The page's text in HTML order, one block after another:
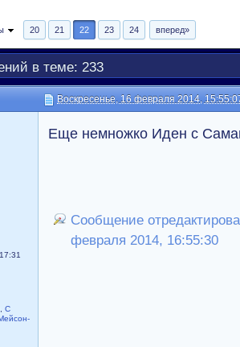
20 21 22 23 24 вперед»
в теме: 233
Воскресенье, 16 февраля 2014,
,С
Еще немножко Иден с
Сообщение
февраля 2014, 16:55:30